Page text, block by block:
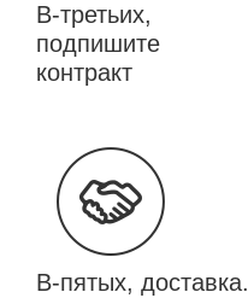
В-третьих,
подпишите
контракт
В-пятых, доставка.